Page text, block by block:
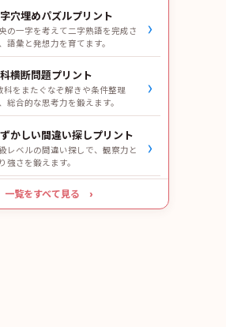
穴埋めパズルプリント
の一字を考えて二字熟語を完成さ
語彙と発想力を育てます。
›
横断問題プリント
科をまたぐなぞ解きや条件整理
総合的な思考力を鍛えます。
›
かしい間違い探しプリント
級レベルの間違い探しで、観察力と
強さを鍛えます。
›
一覧をすべて見る ›